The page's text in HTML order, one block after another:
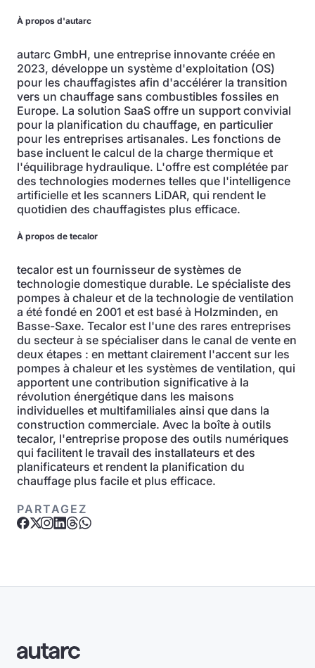
À propos d'autarc
autarc GmbH, une entreprise innovante créée en
2023, développe un système d'exploitation (OS)
pour les chauffagistes afin d'accélérer la transition
vers un chauffage sans combustibles fossiles en
Europe. La solution SaaS offre un support convivial
pour la planification du chauffage, en particulier
pour les entreprises artisanales. Les fonctions de
base incluent le calcul de la charge thermique et
l'équilibrage hydraulique. L'offre est complétée par
des technologies modernes telles que l'intelligence
artificielle et les scanners LiDAR, qui rendent le
quotidien des chauffagistes plus efficace.
À propos de tecalor
tecalor est un fournisseur de systèmes de
technologie domestique durable. Le spécialiste des
pompes à chaleur et de la technologie de ventilation
a été fondé en 2001 et est basé à Holzminden, en
Basse-Saxe. Tecalor est l'une des rares entreprises
du secteur à se spécialiser dans le canal de vente en
deux étapes : en mettant clairement l'accent sur les
pompes à chaleur et les systèmes de ventilation, qui
apportent une contribution significative à la
révolution énergétique dans les maisons
individuelles et multifamiliales ainsi que dans la
construction commerciale. Avec la boîte à outils
tecalor, l'entreprise propose des outils numériques
qui facilitent le travail des installateurs et des
planificateurs et rendent la planification du
chauffage plus facile et plus efficace.
PARTAGEZ